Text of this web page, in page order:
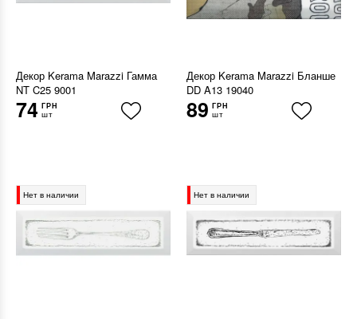
Декор Kerama Marazzi Гамма
NT C25 9001
74 ГРН
шт
Декор Kerama Marazzi Бланше
DD A13 19040
89 ГРН
шт
Нет в наличии Нет в наличии